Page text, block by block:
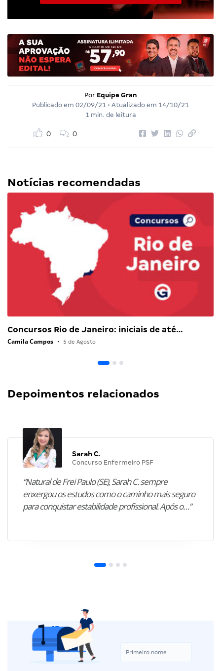
Por Equipe Gran
Publicado em 02/09/21 • Atualizado em 14/10/21
1 min. de leitura
0 0
Notícias recomendadas
Concursos Rio de Janeiro: iniciais de até…
Camila Campos • 5 de Agosto
Depoimentos relacionados
Sarah C.
Concurso Enfermeiro PSF
“Natural de Frei Paulo (SE), Sarah C. sempre
enxergou os estudos como o caminho mais seguro
para conquistar estabilidade profissional. Após o…”